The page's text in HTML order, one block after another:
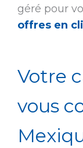
géré pour
offres en
Votre
vous